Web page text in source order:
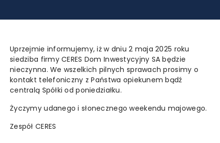
Uprzejmie informujemy, iż w dniu 2 maja 2025 roku
siedziba firmy CERES Dom Inwestycyjny SA będzie
nieczynna. We wszelkich pilnych sprawach prosimy o
kontakt telefoniczny z Państwa opiekunem bądź
centralą Spółki od poniedziałku.
Życzymy udanego i słonecznego weekendu majowego.
Zespół CERES